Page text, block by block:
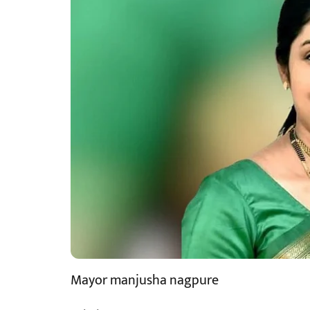
Mayor manjusha nagpure